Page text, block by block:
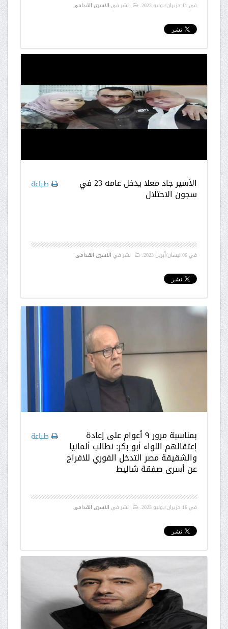
في 11 حزيران/يونيو 2023 . نشر في الاسرى القدامى
طباعة الأسير جاد معلا يدخل عامه 23 في
سجون الاحتلال
في06 نيسان/أبريل 2023 . نشر في الاسرى القدامى
طباعة بمناسبة مرور ٩ أعوام على إعادة
إعتقالهم اللواء أبو بكر: نطالب ألمانيا
والشقيقة مصر التدخل الفوري للافراج
عن أسرى صفقة شاليط
في16 حزيران/يونيو 2023 . نشر في الاسرى القدامى